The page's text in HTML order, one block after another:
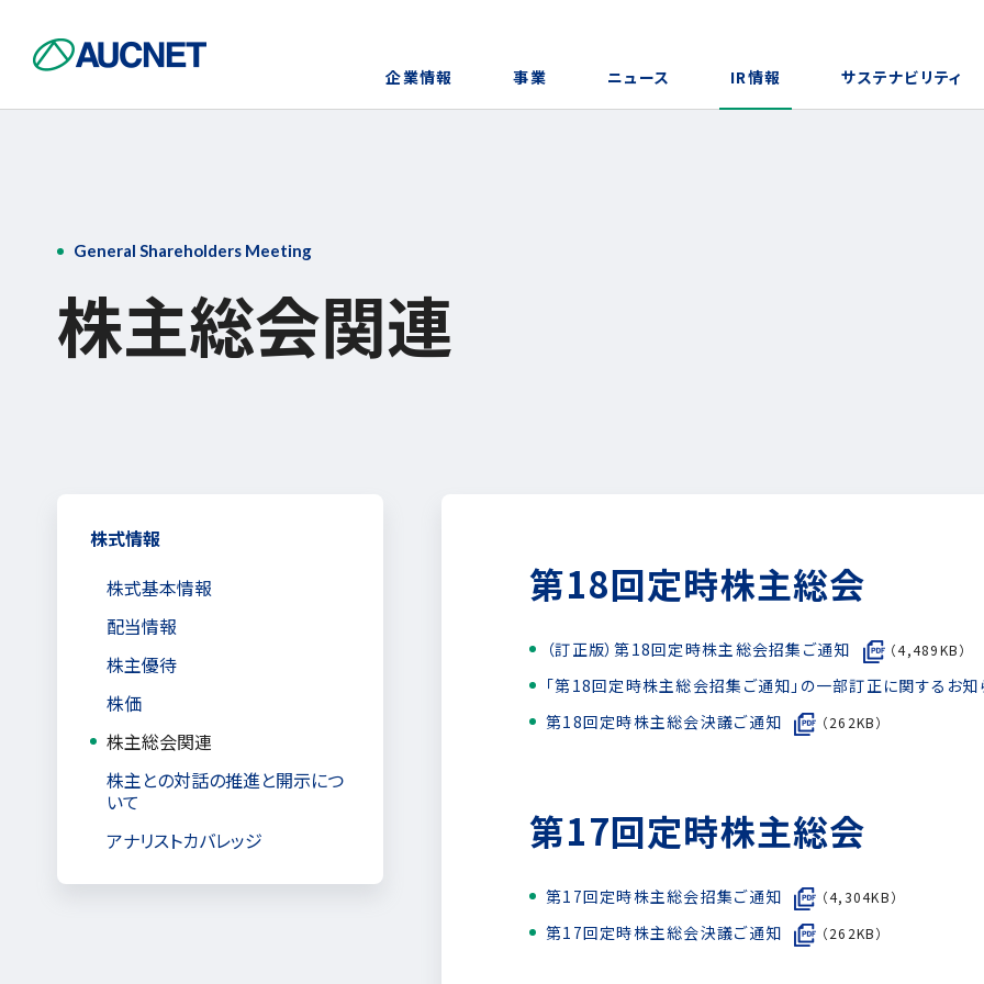
General Shareholders Meeting
株主総会関連
株式情報
株式基本情報
配当情報
株主優待
株価
株主総会関連
株主との対話の推進と開示につ
いて
アナリストカバレッジ
第18回定時株主総会
（訂正版）第18回定時株主総会招集ご通知 （4,489KB）
「第18回定時株主総会招集ご通知」の一部訂正に関するお知
第18回定時株主総会決議ご通知 （262KB）
第17回定時株主総会
第17回定時株主総会招集ご通知 （4,304KB）
第17回定時株主総会決議ご通知 （262KB）
会社情報・アクセス
挑戦の40年
企業情報
オートモビル事業（中古車）
事業
ニュース一覧
ニュース
IRニュース
IRライブラリー
IR情報
Environment(環境)/TCFD
Governance (ガバナンス)
サステナビリティ